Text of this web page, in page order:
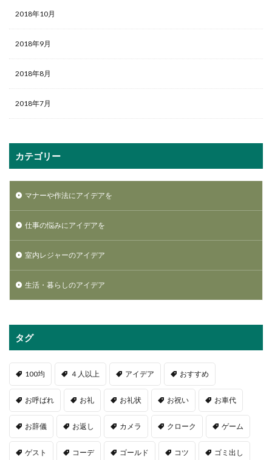
2018年10月
2018年9月
2018年8月
2018年7月
カテゴリー
マナーや作法にアイデアを
仕事の悩みにアイデアを
室内レジャーのアイデア
生活・暮らしのアイデア
タグ
100均 ４人以上 アイデア おすすめ
お呼ばれ お礼 お礼状 お祝い お車代
お辞儀 お返し カメラ クローク ゲーム
ゲスト コーデ ゴールド コツ ゴミ出し